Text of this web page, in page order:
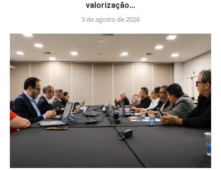
valorização...
3 de agosto de 2026